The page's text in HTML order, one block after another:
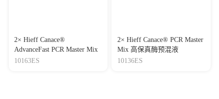
2× Hieff Canace®
AdvanceFast PCR Master Mix
10163ES
2× Hieff Canace® PCR Master
Mix 高保真酶预混液
10136ES